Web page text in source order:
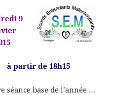
9
à partir de 18h15
séance base de l’année …